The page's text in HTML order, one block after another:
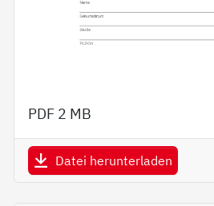
PDF 2 MB
Datei herunterladen